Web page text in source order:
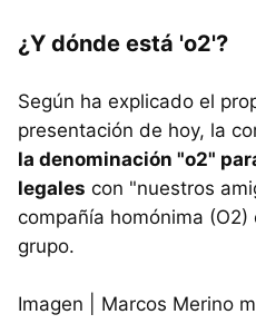
¿Y dónde está 'o2'?
Según ha explicado el
presentación de hoy, la
la denominación "o2"
legales con "nuestros
compañía homónima
grupo.
Imagen | Marcos Merino